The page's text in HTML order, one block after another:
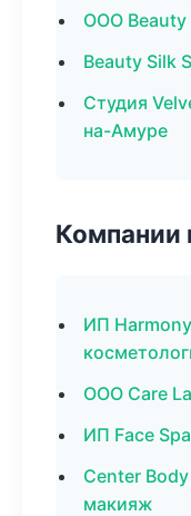
ООО
Beauty Silk
Студия
на-Амуре
Компании
ИП
ООО Care
ИП Face
Center
макияж